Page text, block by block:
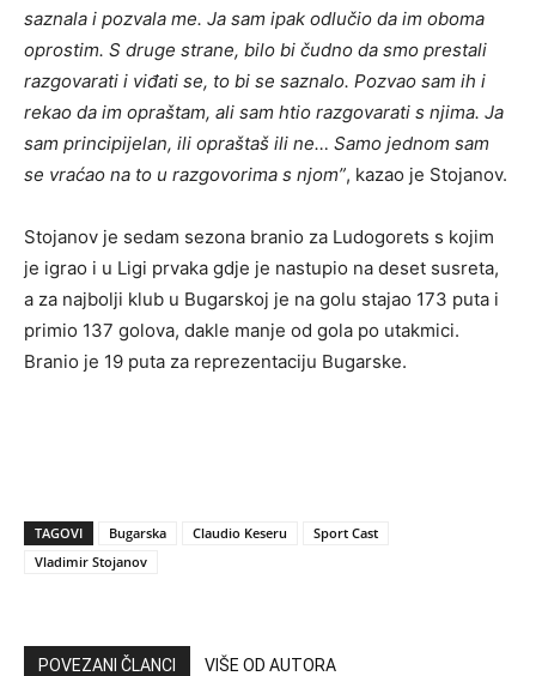
saznala i pozvala me. Ja sam ipak odlučio da im oboma
oprostim. S druge strane, bilo bi čudno da smo prestali
razgovarati i viđati se, to bi se saznalo. Pozvao sam ih i
rekao da im opraštam, ali sam htio razgovarati s njima. Ja
sam principijelan, ili opraštaš ili ne… Samo jednom sam
se vraćao na to u razgovorima s njom”, kazao je Stojanov.
Stojanov je sedam sezona branio za Ludogorets s kojim
je igrao i u Ligi prvaka gdje je nastupio na deset susreta,
a za najbolji klub u Bugarskoj je na golu stajao 173 puta i
primio 137 golova, dakle manje od gola po utakmici.
Branio je 19 puta za reprezentaciju Bugarske.
TAGOVI Bugarska Claudio Keseru
Sport Cast
Vladimir Stojanov
POVEZANI ČLANCI VIŠE OD AUTORA